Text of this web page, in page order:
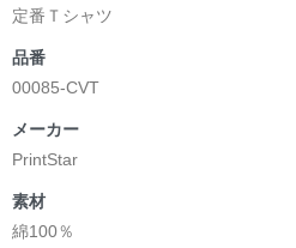
定番Ｔシャツ
品番
00085-CVT
メーカー
PrintStar
素材
綿100％